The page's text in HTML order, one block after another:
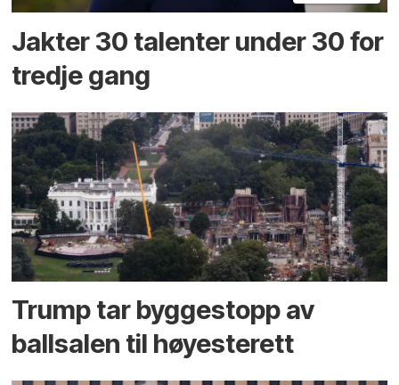
Jakter 30 talenter under 30 for
tredje gang
Trump tar byggestopp av
ballsalen til høyesterett